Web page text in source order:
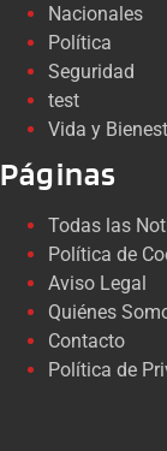
Nacionales
Política
Seguridad
test
Vida y
Páginas
Todas las
Política de
Aviso Legal
Quiénes
Contacto
Política de